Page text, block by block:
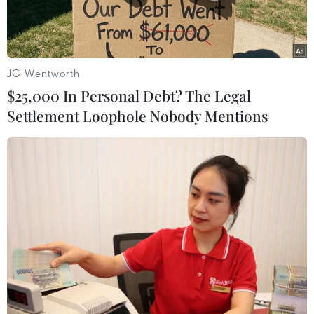
Phố sách Xuân Bính Thân tại Hà Nội. (Ảnh: TTXVN)
Phố sách Hà Nội sẽ chính thức khai trương và đi
vào hoạt động vào ngày 21/4/2017, nhân dịp kỷ
niệm Ngày Sách Việt Nam lần thứ tư.
Thông tin trên được bà Phan Lan Tú - Giám đốc
JG Wentworth
$25,000 In Personal Debt? The Legal
Settlement Loophole Nobody Mentions